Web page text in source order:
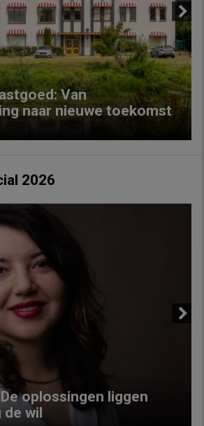
Van
naar nieuwe toekomst
Next
2026
oplossingen liggen
de wil